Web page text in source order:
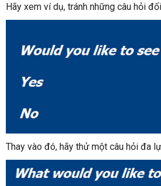
Hãy xem ví dụ, tránh những câu hỏi
Thay vào đó, hãy thử một câu hỏi đa